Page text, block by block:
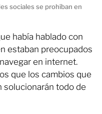
sociales se prohíban en
había hablado con
estaban preocupados
en internet.
que los cambios que
solucionarán todo de